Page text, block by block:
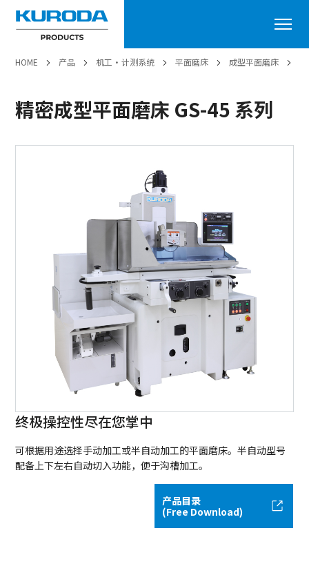
HOME 产品 机工・计测系统 平面磨床 成型平面磨床
精密成型平面磨床 GS-45 系列
终极操控性尽在您掌中
可根据用途选择手动加工或半自动加工的平面磨床。半自动型号
配备上下左右自动切入功能，便于沟槽加工。
产品目录
(Free Download)